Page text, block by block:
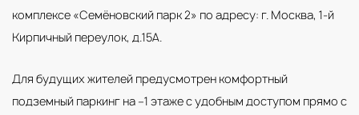
комплексе «Семёновский парк 2» по адресу: г. Москва, 1-й
Кирпичный переулок, д.15А.
Для будущих жителей предусмотрен комфортный
подземный паркинг на −1 этаже с удобным доступом прямо с